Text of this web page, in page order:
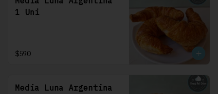
1 Uni
$590
Media Luna Argentina